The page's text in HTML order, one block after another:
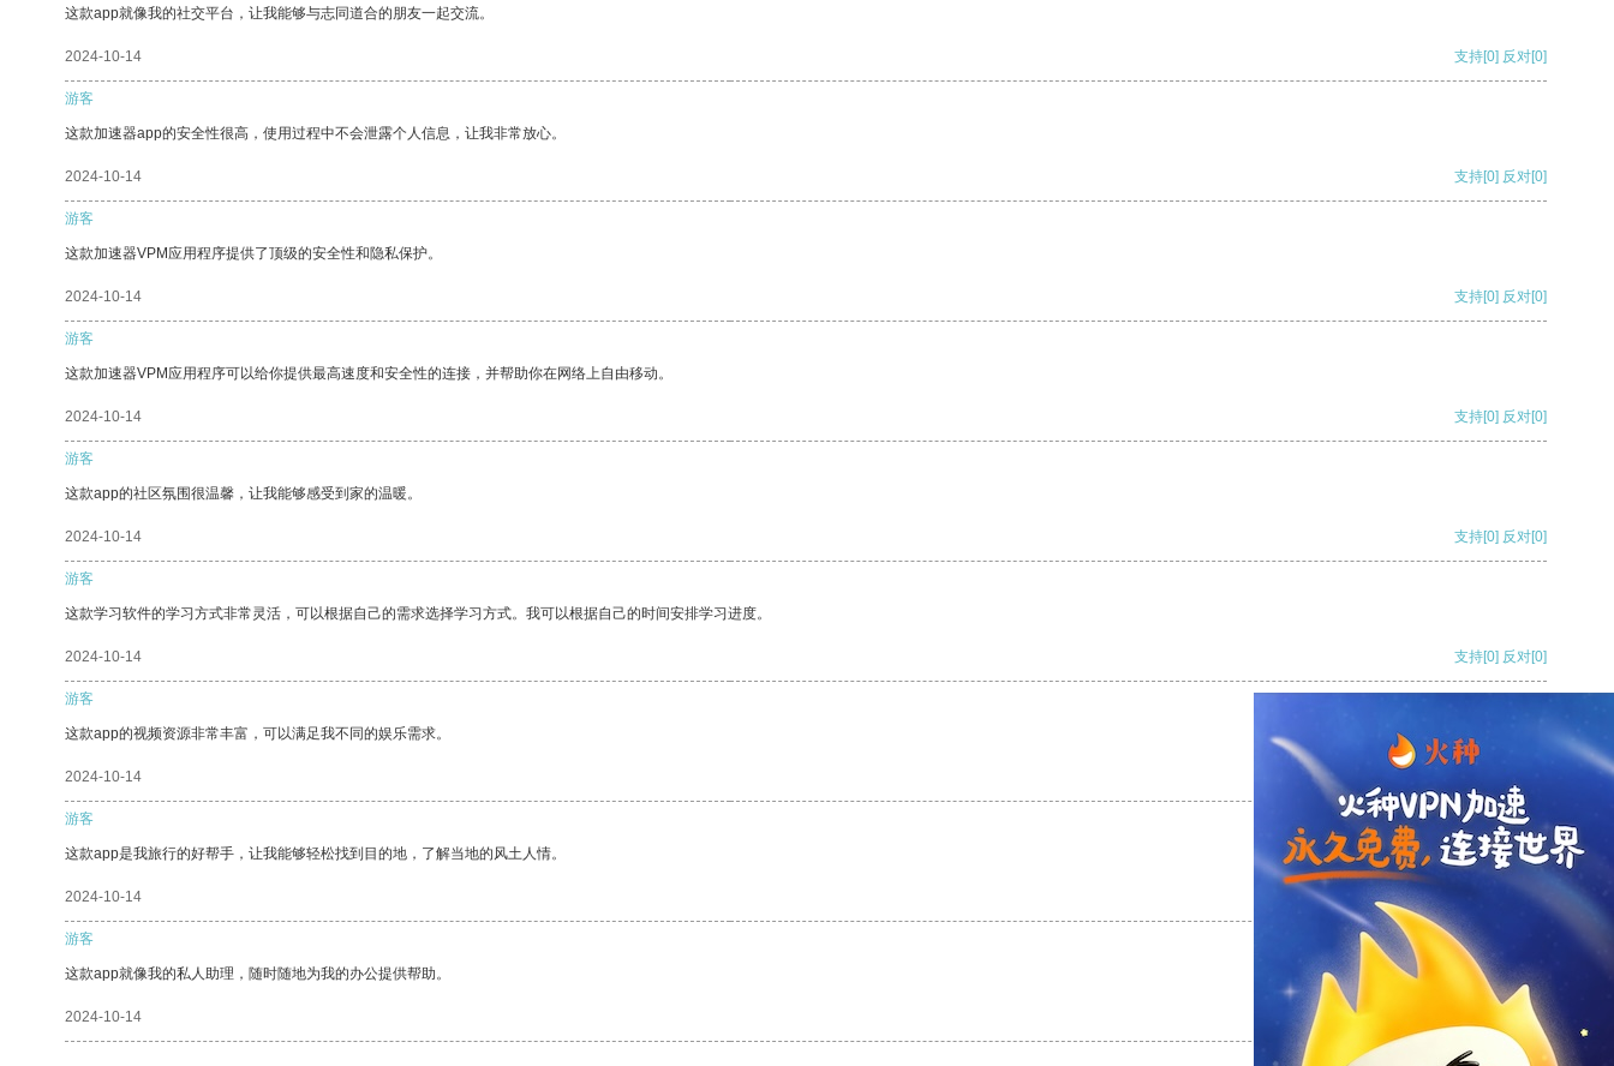
这款app就像我的社交平台，让我能够与志同道合的朋友一起交流。
2024-10-14 支持[0] 反对[0]
游客
这款加速器app的安全性很高，使用过程中不会泄露个人信息，让我非常放心。
2024-10-14 支持[0] 反对[0]
游客
这款加速器VPM应用程序提供了顶级的安全性和隐私保护。
2024-10-14 支持[0] 反对[0]
游客
这款加速器VPM应用程序可以给你提供最高速度和安全性的连接，并帮助你在网络上自由移动。
2024-10-14 支持[0] 反对[0]
游客
这款app的社区氛围很温馨，让我能够感受到家的温暖。
2024-10-14 支持[0] 反对[0]
游客
这款学习软件的学习方式非常灵活，可以根据自己的需求选择学习方式。我可以根据自己的时间安排学习进度。
2024-10-14 支持[0] 反对[0]
游客
这款app的视频资源非常丰富，可以满足我不同的娱乐需求。
2024-10-14
游客
这款app是我旅行的好帮手，让我能够轻松找到目的地，了解当地的风土人情。
2024-10-14 反对
游客
这款app就像我的私人助理，随时随地为我的办公提供帮助。
2024-10-14 反对[0]